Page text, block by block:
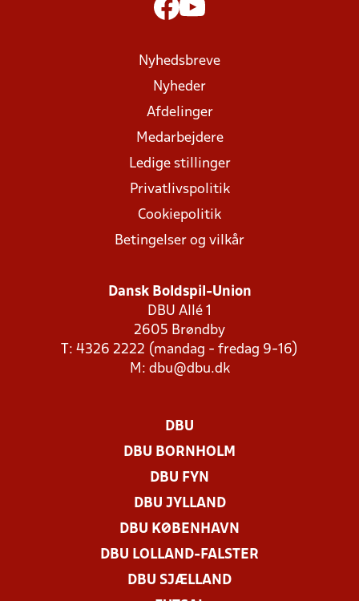
Nyhedsbreve
Nyheder
Afdelinger
Medarbejdere
Ledige stillinger
Privatlivspolitik
Cookiepolitik
Betingelser og vilkår
Dansk Boldspil-Union
DBU Allé 1
2605 Brøndby
T: 4326 2222 (mandag - fredag 9-16)
M: dbu@dbu.dk
DBU
DBU BORNHOLM
DBU FYN
DBU JYLLAND
DBU KØBENHAVN
DBU LOLLAND-FALSTER
DBU SJÆLLAND